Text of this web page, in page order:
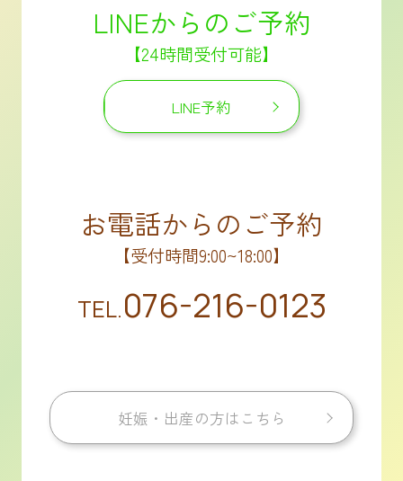
LINEからのご予約
【24時間受付可能】
LINE予約
お電話からのご予約
【受付時間9:00~18:00】
TEL.076-216-0123
妊娠・出産の方はこちら